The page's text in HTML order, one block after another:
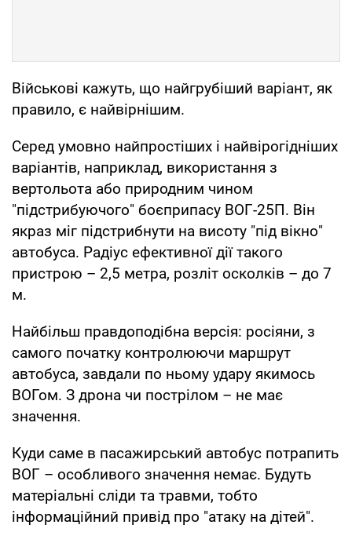
Військові кажуть, що найгрубіший варіант, як
правило, є найвірнішим.
Серед умовно найпростіших і найвірогідніших
варіантів, наприклад, використання з
вертольота або природним чином
"підстрибуючого" боєприпасу ВОГ-25П. Він
якраз міг підстрибнути на висоту "під вікно"
автобуса. Радіус ефективної дії такого
пристрою – 2,5 метра, розліт осколків – до 7
м.
Найбільш правдоподібна версія: росіяни, з
самого початку контролюючи маршрут
автобуса, завдали по ньому удару якимось
ВОГом. З дрона чи пострілом – не має
значення.
Куди саме в пасажирський автобус потрапить
ВОГ – особливого значення немає. Будуть
матеріальні сліди та травми, тобто
інформаційний привід про "атаку на дітей".